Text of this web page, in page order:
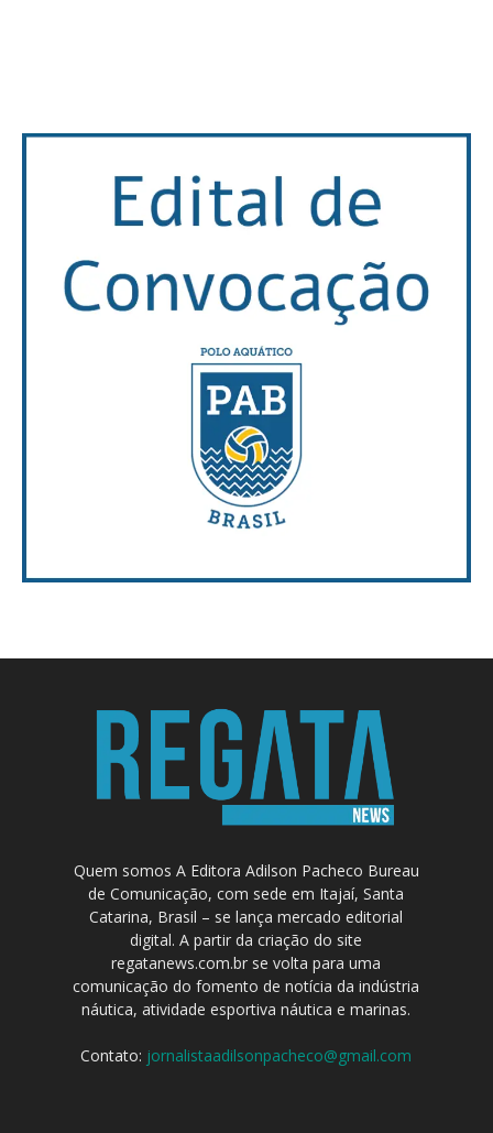
Quem somos A Editora Adilson Pacheco Bureau
de Comunicação, com sede em Itajaí, Santa
Catarina, Brasil – se lança mercado editorial
digital. A partir da criação do site
regatanews.com.br se volta para uma
comunicação do fomento de notícia da indústria
náutica, atividade esportiva náutica e marinas.
Contato: jornalistaadilsonpacheco@gmail.com